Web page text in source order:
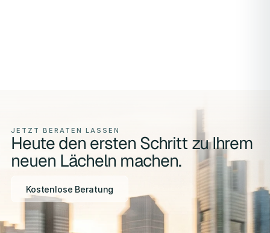
JETZT BERATEN LASSEN
Heute den ersten Schritt zu Ihrem
neuen Lächeln machen.
Kostenlose Beratung